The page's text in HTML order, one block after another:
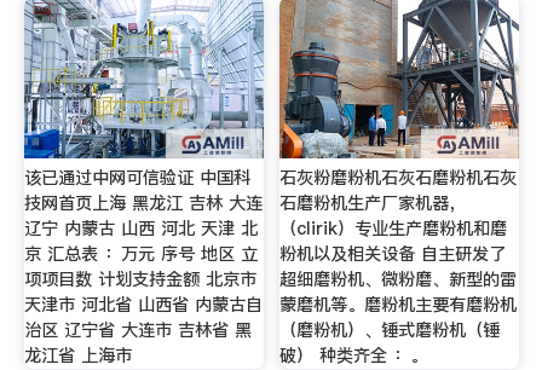
该已通过中网可信验证 中国科
技网首页上海 黑龙江 吉林 大连
辽宁 内蒙古 山西 河北 天津 北
京 汇总表 ：万元 序号 地区 立
项项目数 计划支持金额 北京市
天津市 河北省 山西省 内蒙古自
治区 辽宁省 大连市 吉林省 黑
龙江省 上海市
石灰粉磨粉机石灰石磨粉机石灰
石磨粉机生产厂家机器，
（clirik）专业生产磨粉机和磨
粉机以及相关设备 自主研发了
超细磨粉机、微粉磨、新型的雷
蒙磨机等。磨粉机主要有磨粉机
（磨粉机）、锤式磨粉机（锤
破） 种类齐全 ：。